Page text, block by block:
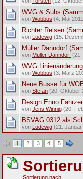
WVG & Subs
von Wobbus (4. Mai
Richter Reisen
von Ludewig(15.
Müller Danndorf
von Müller Danndorf(21.
WVG Linienänderung
von Wobbus (3. März
Neue Busse für
von Stefan(20. Oktober
Design Enno
von Jens Winnig(20.
BSVAG 0312 als
von Ludewig(21. Januar
1 2 3 4 5
Sortierung nach